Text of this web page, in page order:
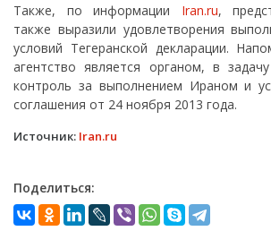
Также, по информации Iran.ru,
также выразили удовлетворения
условий Тегеранской декларации.
агентство является органом, в
контроль за выполнением Ираном и
соглашения от 24 ноября 2013 года.
Источник: Iran.ru
Поделиться: